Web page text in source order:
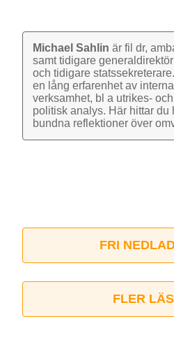
Michael Sahlin är fil dr,
samt tidigare
och tidigare
en lång erfarenhet av
verk­samhet, bl a utrikes-
politisk analys. Här hittar
bundna reflek­tioner över
FRI
FLER